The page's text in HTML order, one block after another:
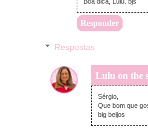
Responder
Respostas
Lulu on the
Sérgio,
Que bom que
big beijos